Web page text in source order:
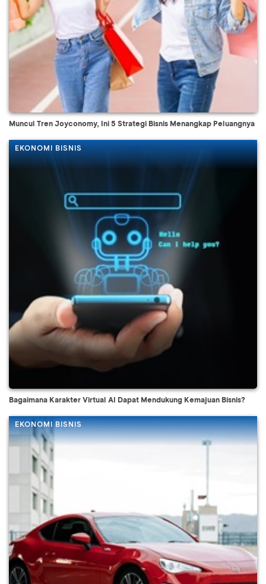
Muncul Tren Joyconomy, Ini 5 Strategi Bisnis Menangkap Peluangnya
EKONOMI BISNIS
Bagaimana Karakter Virtual AI Dapat Mendukung Kemajuan Bisnis?
EKONOMI BISNIS